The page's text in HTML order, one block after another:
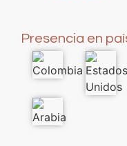
Presencia en